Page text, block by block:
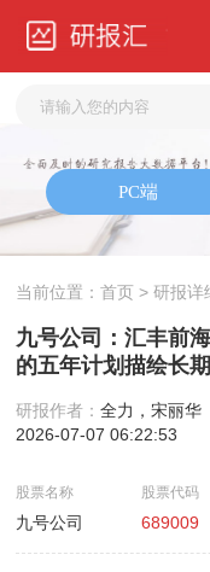
当前位置：首页 > 研报详
九号公司：汇丰前
的五年计划描绘长
研报作者：全力，宋丽华
2026-07-07 06:22:53
股票名称
九号公司
股票代码
689009